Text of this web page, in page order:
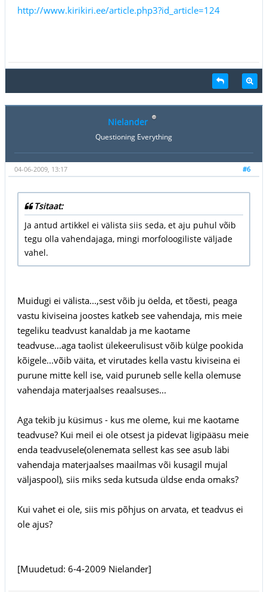
http://www.kirikiri.ee/article.php3?id_article=124
Nielander
Questioning Everything
#6
04-06-2009, 13:17
Tsitaat:
Ja antud artikkel ei välista siis seda, et aju puhul võib
tegu olla vahendajaga, mingi morfoloogiliste väljade
vahel.
Muidugi ei välista...,sest võib ju öelda, et tõesti, peaga
vastu kiviseina joostes katkeb see vahendaja, mis meie
tegeliku teadvust kanaldab ja me kaotame
teadvuse...aga taolist ülekeerulisust võib külge pookida
kõigele...võib väita, et virutades kella vastu kiviseina ei
purune mitte kell ise, vaid puruneb selle kella olemuse
vahendaja materjaalses reaalsuses...
Aga tekib ju küsimus - kus me oleme, kui me kaotame
teadvuse? Kui meil ei ole otsest ja pidevat ligipääsu meie
enda teadvusele(olenemata sellest kas see asub läbi
vahendaja materjaalses maailmas või kusagil mujal
väljaspool), siis miks seda kutsuda üldse enda omaks?
Kui vahet ei ole, siis mis põhjus on arvata, et teadvus ei
ole ajus?
[Muudetud: 6-4-2009 Nielander]